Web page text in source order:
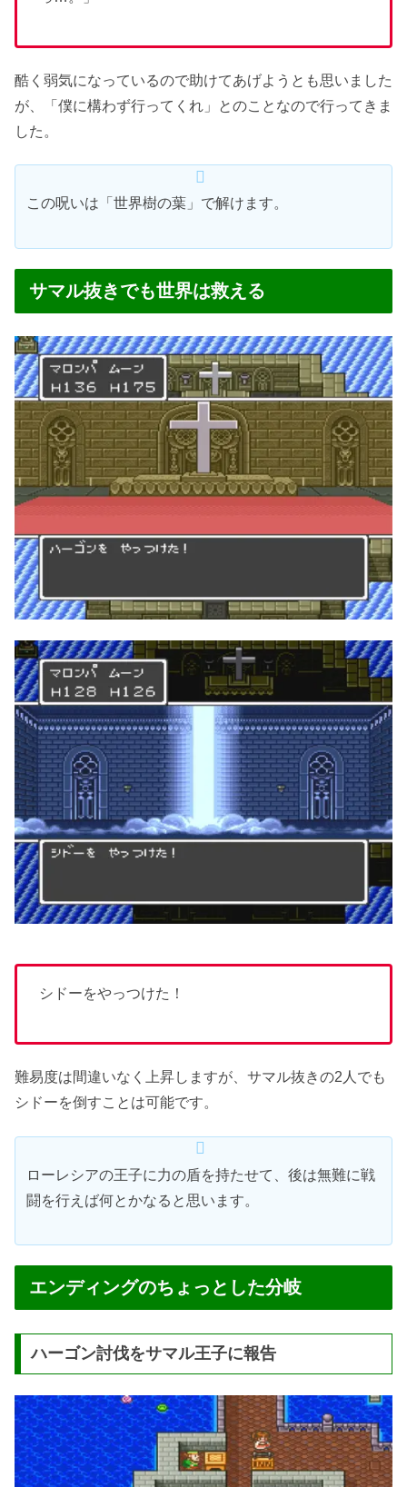
酷く弱気になっているので助けてあげようとも思いました
が、「僕に構わず行ってくれ」とのことなので行ってきま
した。
この呪いは「世界樹の葉」で解けます。
サマル抜きでも世界は救える
シドーをやっつけた！
難易度は間違いなく上昇しますが、サマル抜きの2人でも
シドーを倒すことは可能です。
ローレシアの王子に力の盾を持たせて、後は無難に戦
闘を行えば何とかなると思います。
エンディングのちょっとした分岐
ハーゴン討伐をサマル王子に報告